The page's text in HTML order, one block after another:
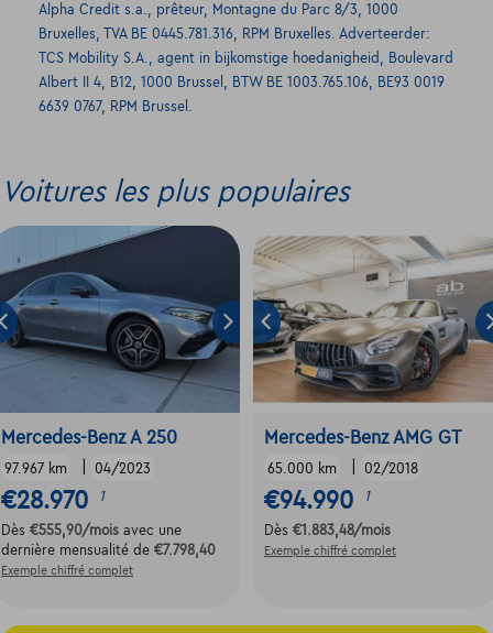
Alpha Credit s.a., prêteur, Montagne du Parc 8/3, 1000
Bruxelles, TVA BE 0445.781.316, RPM Bruxelles. Adverteerder:
TCS Mobility S.A., agent in bijkomstige hoedanigheid, Boulevard
Albert II 4, B12, 1000 Brussel, BTW BE 1003.765.106, BE93 0019
6639 0767, RPM Brussel.
Voitures les plus populaires
Mercedes-Benz A 250
97.967 km 04/2023
€28.970 1
Dès €555,90/mois avec une
dernière mensualité de €7.798,40
Exemple chiffré complet
Mercedes-Benz AMG GT
65.000 km 02/2018
€94.990 1
Dès €1.883,48/mois
Exemple chiffré complet